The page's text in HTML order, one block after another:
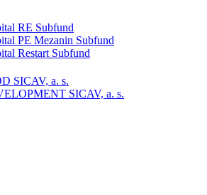
RE Subfund
PE Mezanin Subfund
Restart Subfund
SICAV, a. s.
SICAV, a. s.